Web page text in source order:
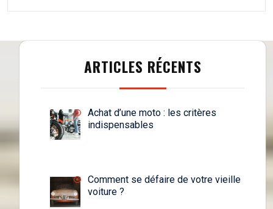
ARTICLES RÉCENTS
Achat d’une moto : les critères
indispensables
Comment se défaire de votre vieille
voiture ?